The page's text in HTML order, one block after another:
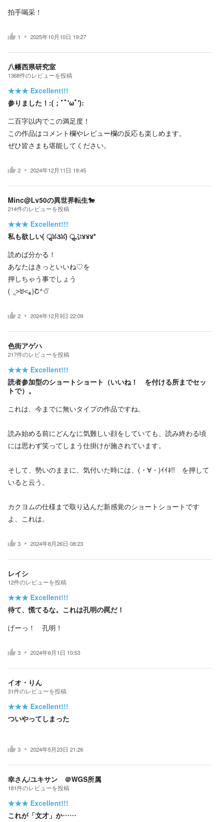
拍手喝采！
1 2025年10月10日 19:27
八幡西県研究室
1368件のレビューを投稿
★★★ Excellent!!!
参りました！:(；ﾞﾟ'ωﾟ'):
二百字以内でこの満足度！
この作品はコメント欄やレビュー欄の反応も楽しめます。
ぜひ皆さまも堪能してください。
2 2024年12月11日 19:45
Minc@Lv50の異世界転生🐎
214件のレビューを投稿
★★★ Excellent!!!
私も欲しい( ॢꈍ૩ꈍ) ॢぷ४४४*
読めば分かる！
あなたはきっといいね♡を
押しちゃう事でしょう
(ૢ˃ꌂ˂⁎)Շ^✩⃛
2 2024年12月9日 22:09
色街アゲハ
217件のレビューを投稿
★★★ Excellent!!!
読者参加型のショートショート（いいね！ を付ける所までセッ
トで）。
これは、今までに無いタイプの作品ですね。
読み始める前にどんなに気難しい顔をしていても、読み終わる頃
には思わず笑ってしまう仕掛けが施されています。
そして、勢いのままに、気付いた時には、(・∀・)ｲｲﾈ!! を押して
いると云う。
カクヨムの仕様まで取り込んだ新感覚のショートショートです
よ、これは。
3 2024年8月26日 08:23
レイシ
12件のレビューを投稿
★★★ Excellent!!!
待て、慌てるな。これは孔明の罠だ！
げーっ！ 孔明！
3 2024年6月1日 10:53
イオ・りん
31件のレビューを投稿
★★★ Excellent!!!
ついやってしまった
3 2024年5月23日 21:26
幸さん/ユキサン ＠WGS所属
181件のレビューを投稿
★★★ Excellent!!!
これが「文才」か……